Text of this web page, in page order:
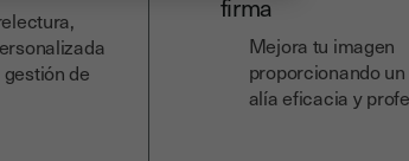
de
firma
Mejora tu imagen
proporcionando
alía eficacia y